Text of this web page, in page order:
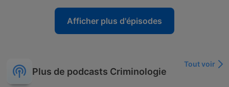
Afficher plus d'épisodes
Plus de podcasts Criminologie
Tout voir